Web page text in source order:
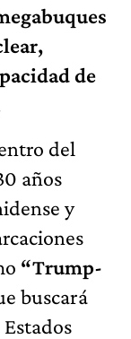
de
del
años
y
“Trump-
buscará